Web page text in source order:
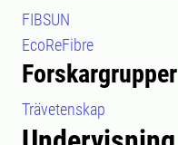
FIBSUN
EcoReFibre
Forskargrupper
Trävetenskap